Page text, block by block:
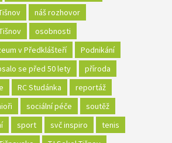
náš rozhovor
osobnosti
v Předklášteří
Podnikání
se před 50 lety
příroda
RC Studánka
reportáž
sociální péče
soutěž
sport svč inspiro
tenis